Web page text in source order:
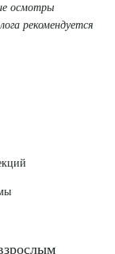
осмотры
рекомендуется